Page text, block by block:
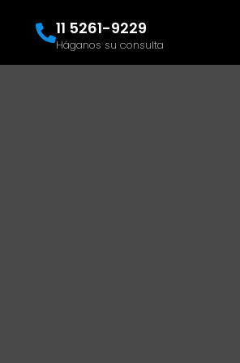
11 5261-9229
Háganos su consulta